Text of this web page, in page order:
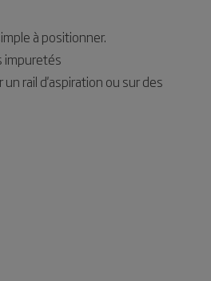
à positionner.
impuretés
rail d'aspiration ou sur des